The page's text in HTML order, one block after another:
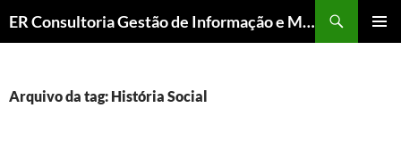
ER Consultoria Gestão de Informação e Memória Institucional
CONTEÚDO
Arquivo da tag: História Social